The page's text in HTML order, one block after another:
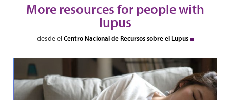
More resources for people with
lupus
desde elCentro Nacional de Recursos sobre el Lupus